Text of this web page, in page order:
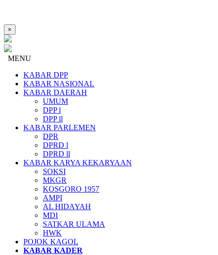
×
MENU
KABAR DPP
KABAR NASIONAL
KABAR DAERAH
UMUM
DPP l
DPP ll
KABAR PARLEMEN
DPR
DPRD l
DPRD ll
KABAR KARYA KEKARYAAN
SOKSI
MKGR
KOSGORO 1957
AMPI
AL HIDAYAH
MDI
SATKAR ULAMA
HWK
POJOK KAGOL
KABAR KADER